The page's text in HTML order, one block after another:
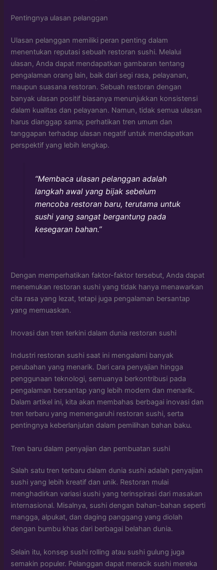
Pentingnya ulasan pelanggan
Ulasan pelanggan memiliki peran penting dalam
menentukan reputasi sebuah restoran sushi. Melalui
ulasan, Anda dapat mendapatkan gambaran tentang
pengalaman orang lain, baik dari segi rasa, pelayanan,
maupun suasana restoran. Sebuah restoran dengan
banyak ulasan positif biasanya menunjukkan konsistensi
dalam kualitas dan pelayanan. Namun, tidak semua ulasan
harus dianggap sama; perhatikan tren umum dan
tanggapan terhadap ulasan negatif untuk mendapatkan
perspektif yang lebih lengkap.
“Membaca ulasan pelanggan adalah
langkah awal yang bijak sebelum
mencoba restoran baru, terutama untuk
sushi yang sangat bergantung pada
kesegaran bahan.”
Dengan memperhatikan faktor-faktor tersebut, Anda dapat
menemukan restoran sushi yang tidak hanya menawarkan
cita rasa yang lezat, tetapi juga pengalaman bersantap
yang memuaskan.
Inovasi dan tren terkini dalam dunia restoran sushi
Industri restoran sushi saat ini mengalami banyak
perubahan yang menarik. Dari cara penyajian hingga
penggunaan teknologi, semuanya berkontribusi pada
pengalaman bersantap yang lebih modern dan menarik.
Dalam artikel ini, kita akan membahas berbagai inovasi dan
tren terbaru yang memengaruhi restoran sushi, serta
pentingnya keberlanjutan dalam pemilihan bahan baku.
Tren baru dalam penyajian dan pembuatan sushi
Salah satu tren terbaru dalam dunia sushi adalah penyajian
sushi yang lebih kreatif dan unik. Restoran mulai
menghadirkan variasi sushi yang terinspirasi dari masakan
internasional. Misalnya, sushi dengan bahan-bahan seperti
mangga, alpukat, dan daging panggang yang diolah
dengan bumbu khas dari berbagai belahan dunia.
Selain itu, konsep sushi rolling atau sushi gulung juga
semakin populer. Pelanggan dapat meracik sushi mereka